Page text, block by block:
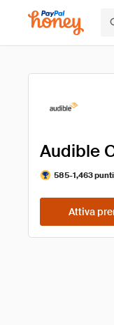
Audible
585-1,463 punti
Attiva